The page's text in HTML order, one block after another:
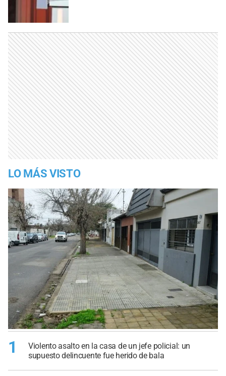
LO MÁS VISTO
1
Violento asalto en la casa de un jefe policial: un
supuesto delincuente fue herido de bala